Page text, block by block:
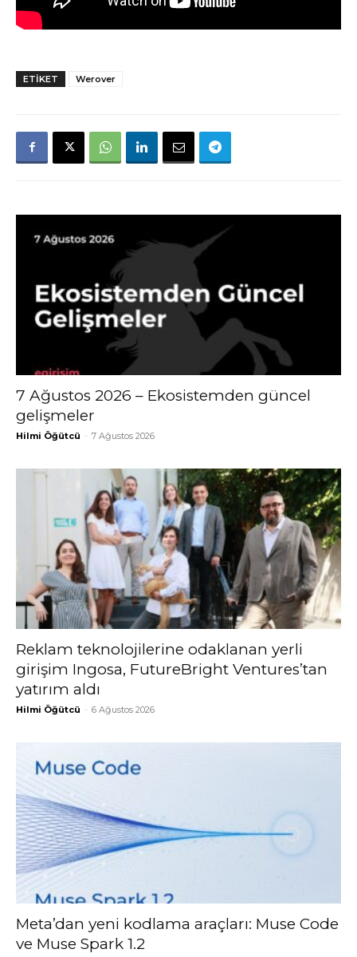
ETIKET Werover
7 Ağustos 2026 – Ekosistemden güncel
gelişmeler
Hilmi Öğütcü - 7 Ağustos 2026
Reklam teknolojilerine odaklanan yerli
girişim Ingosa, FutureBright Ventures’tan
yatırım aldı
Hilmi Öğütcü - 6 Ağustos 2026
Meta’dan yeni kodlama araçları: Muse Code
ve Muse Spark 1.2